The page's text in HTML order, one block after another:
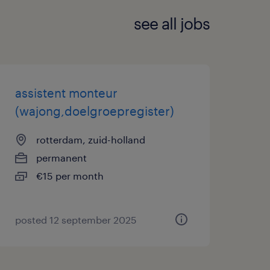
en externe partijen
En behoor jij tot de
en stuur een e-mail
iedereen die zich
see all jobs
assistent monteur
(wajong,doelgroepregister)
rotterdam, zuid-holland
permanent
€15 per month
posted 12 september 2025